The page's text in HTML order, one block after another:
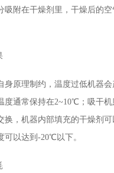
吸附在干燥剂里，干燥后的空
身原理制约，温度过低机器
度通常保持在2~10℃；吸干
换，机器内部填充的干燥剂
可以达到-20℃以下。